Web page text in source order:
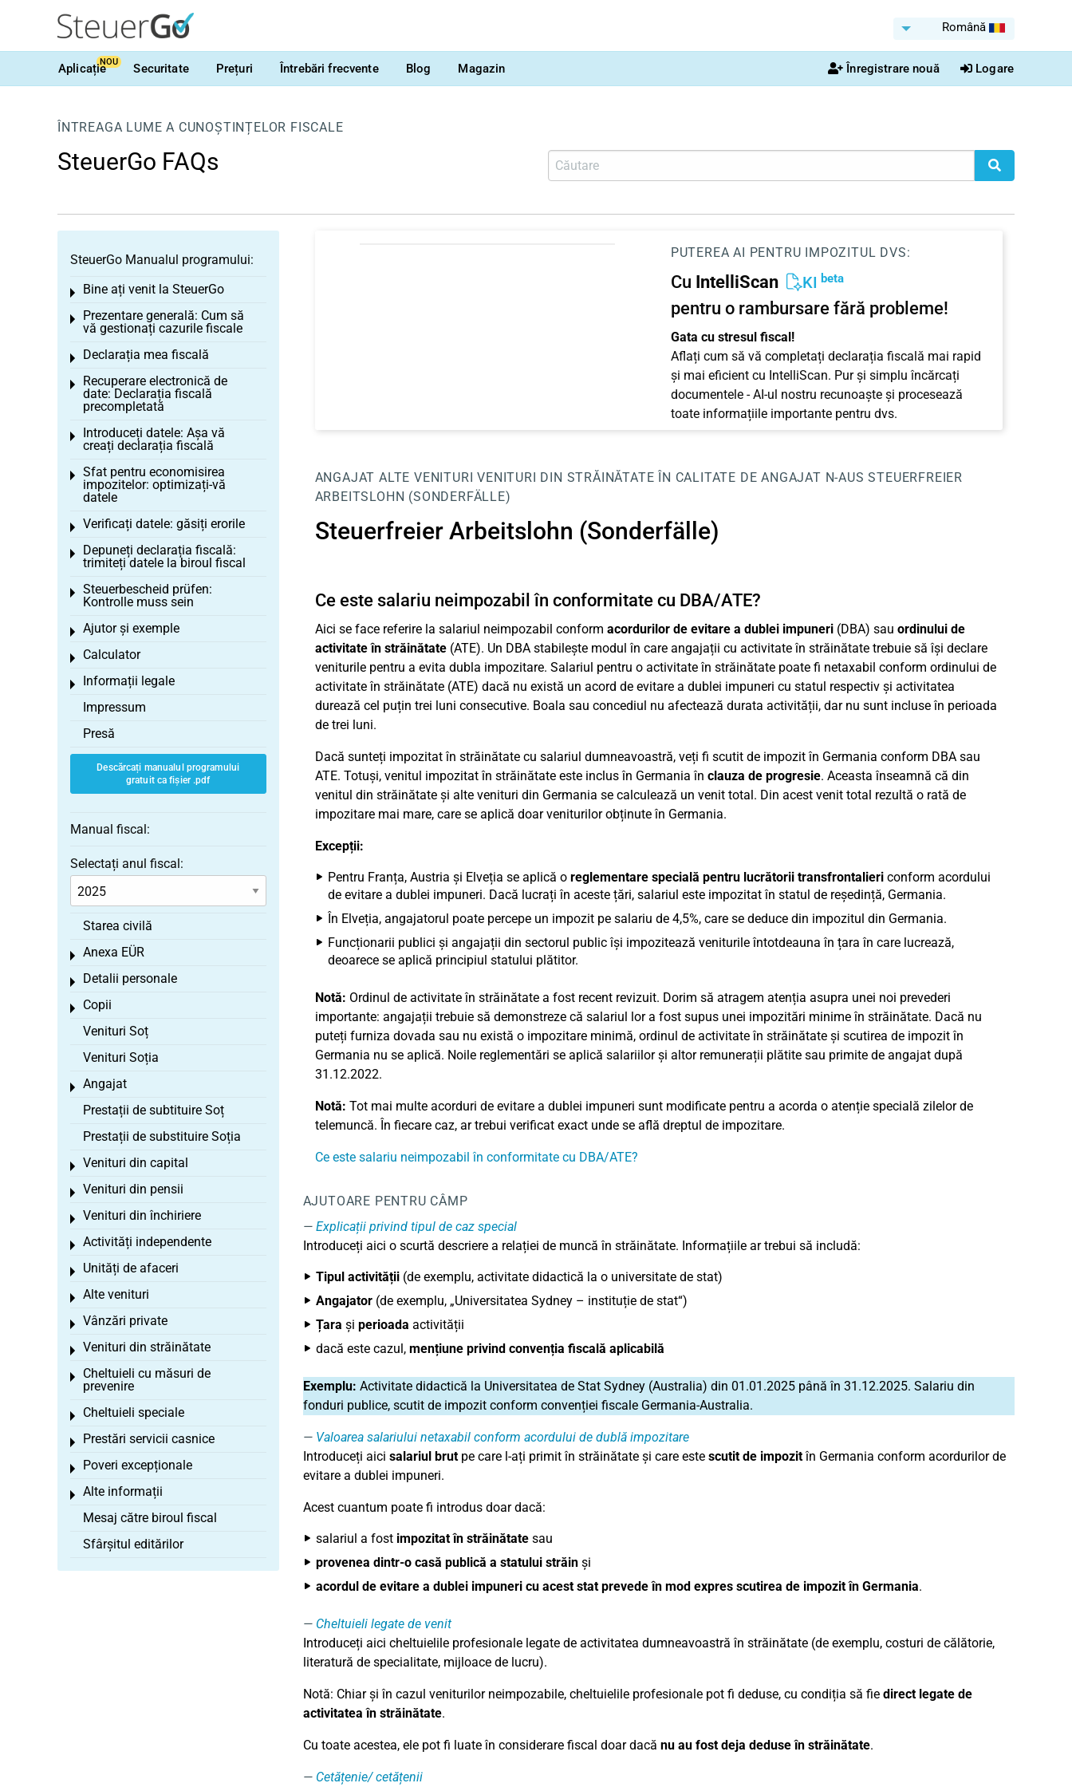
Română
AplicațieNOU Securitate Prețuri Întrebări frecvente Blog Magazin Înregistrare nouă Logare
ÎNTREAGA LUME A CUNOȘTINȚELOR FISCALE
SteuerGo FAQs
PUTEREA AI PENTRU IMPOZITUL DVS:
Cu IntelliScan KI beta
pentru o rambursare fără probleme!
Gata cu stresul fiscal!
Aflați cum să vă completați declarația fiscală mai rapid
și mai eficient cu IntelliScan. Pur și simplu încărcați
documentele - AI-ul nostru recunoaște și procesează
toate informațiile importante pentru dvs.
ANGAJAT ALTE VENITURIVENITURI DIN STRĂINĂTATE ÎN CALITATE DE ANGAJAT N-AUSSTEUERFREIER
ARBEITSLOHN (SONDERFÄLLE)
Steuerfreier Arbeitslohn (Sonderfälle)
Ce este salariu neimpozabil în conformitate cu DBA/ATE?
Aici se face referire la salariul neimpozabil conform acordurilor de evitare a dublei impuneri(DBA) sau ordinului de
activitate în străinătate(ATE). Un DBA stabilește modul în care angajații cu activitate în străinătate trebuie să își declare
veniturile pentru a evita dubla impozitare. Salariul pentru o activitate în străinătate poate fi netaxabil conform ordinului de
activitate în străinătate (ATE) dacă nu există un acord de evitare a dublei impuneri cu statul respectiv și activitatea
durează cel puțin trei luni consecutive. Boala sau concediul nu afectează durata activității, dar nu sunt incluse în perioada
de trei luni.
Dacă sunteți impozitat în străinătate cu salariul dumneavoastră, veți fi scutit de impozit în Germania conform DBA sau
ATE. Totuși, venitul impozitat în străinătate este inclus în Germania în clauza de progresie. Aceasta înseamnă că din
venitul din străinătate și alte venituri din Germania se calculează un venit total. Din acest venit total rezultă o rată de
impozitare mai mare, care se aplică doar veniturilor obținute în Germania.
Excepții:
Pentru Franța, Austria și Elveția se aplică o reglementare specială pentru lucrătorii transfrontaliericonform acordului
de evitare a dublei impuneri. Dacă lucrați în aceste țări, salariul este impozitat în statul de reședință, Germania.
În Elveția, angajatorul poate percepe un impozit pe salariu de 4,5%, care se deduce din impozitul din Germania.
Funcționarii publici și angajații din sectorul public își impozitează veniturile întotdeauna în țara în care lucrează,
deoarece se aplică principiul statului plătitor.
Notă: Ordinul de activitate în străinătate a fost recent revizuit. Dorim să atragem atenția asupra unei noi prevederi
importante: angajații trebuie să demonstreze că salariul lor a fost supus unei impozitări minime în străinătate. Dacă nu
puteți furniza dovada sau nu există o impozitare minimă, ordinul de activitate în străinătate și scutirea de impozit în
Germania nu se aplică. Noile reglementări se aplică salariilor și altor remunerații plătite sau primite de angajat după
31.12.2022.
Notă: Tot mai multe acorduri de evitare a dublei impuneri sunt modificate pentru a acorda o atenție specială zilelor de
telemuncă. În fiecare caz, ar trebui verificat exact unde se află dreptul de impozitare.
Ce este salariu neimpozabil în conformitate cu DBA/ATE?
AJUTOARE PENTRU CÂMP
Explicații privind tipul de caz special
Introduceți aici o scurtă descriere a relației de muncă în străinătate. Informațiile ar trebui să includă:
Tipul activității(de exemplu, activitate didactică la o universitate de stat)
Angajator(de exemplu, „Universitatea Sydney – instituție de stat“)
Țara și perioada activității
dacă este cazul, mențiune privind convenția fiscală aplicabilă
Exemplu: Activitate didactică la Universitatea de Stat Sydney (Australia) din 01.01.2025 până în 31.12.2025. Salariu din
fonduri publice, scutit de impozit conform convenției fiscale Germania-Australia.
Valoarea salariului netaxabil conform acordului de dublă impozitare
Introduceți aici salariul brutpe care l-ați primit în străinătate și care este scutit de impozitîn Germania conform acordurilor de
evitare a dublei impuneri.
Acest cuantum poate fi introdus doar dacă:
salariul a fost impozitat în străinătatesau
provenea dintr-o casă publică a statului străinși
acordul de evitare a dublei impuneri cu acest stat prevede în mod expres scutirea de impozit în Germania.
Cheltuieli legate de venit
Introduceți aici cheltuielile profesionale legate de activitatea dumneavoastră în străinătate (de exemplu, costuri de călătorie,
literatură de specialitate, mijloace de lucru).
Notă: Chiar și în cazul veniturilor neimpozabile, cheltuielile profesionale pot fi deduse, cu condiția să fie direct legate de
activitatea în străinătate.
Cu toate acestea, ele pot fi luate în considerare fiscal doar dacă nu au fost deja deduse în străinătate.
Cetățenie/ cetățenii
SteuerGo Manualul programului:
Bine ați venit la SteuerGo
Toggle menu
Prezentare generală: Cum să
vă gestionați cazurile fiscale
Toggle menu
Declarația mea fiscală
Toggle menu
Recuperare electronică de
date: Declarația fiscală
precompletată
Toggle menu
Introduceți datele: Așa vă
creați declarația fiscală
Toggle menu
Sfat pentru economisirea
impozitelor: optimizați-vă
datele
Toggle menu
Verificați datele: găsiți erorile
Toggle menu
Depuneți declarația fiscală:
trimiteți datele la biroul fiscal
Toggle menu
Steuerbescheid prüfen:
Kontrolle muss sein
Toggle menu
Ajutor și exemple
Toggle menu
Calculator
Toggle menu
Informații legale
Toggle menu
Impressum
Presă
Descărcați manualul programului
gratuit ca fișier .pdf
Manual fiscal:
Selectați anul fiscal:
Starea civilă
Anexa EÜR
Toggle menu
Detalii personale
Toggle menu
Copii
Toggle menu
Venituri Soț
Venituri Soția
Angajat
Toggle menu
Prestații de subtituire Soț
Prestații de substituire Soția
Venituri din capital
Toggle menu
Venituri din pensii
Toggle menu
Venituri din închiriere
Toggle menu
Activități independente
Toggle menu
Unități de afaceri
Toggle menu
Alte venituri
Toggle menu
Vânzări private
Toggle menu
Venituri din străinătate
Toggle menu
Cheltuieli cu măsuri de
prevenire
Toggle menu
Cheltuieli speciale
Toggle menu
Prestări servicii casnice
Toggle menu
Poveri excepționale
Toggle menu
Alte informații
Toggle menu
Mesaj către biroul fiscal
Sfârșitul editărilor